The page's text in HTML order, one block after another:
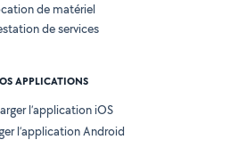
de matériel
de services
APPLICATIONS
l’application iOS
l’application Android